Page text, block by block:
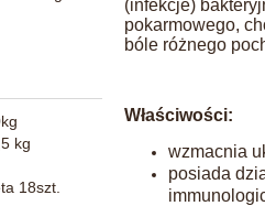
kg
18szt.
(infekcje)
pokarmowego,
bóle różnego
Właściwości:
wzmacnia
posiada